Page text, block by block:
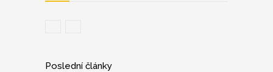
Poslední články